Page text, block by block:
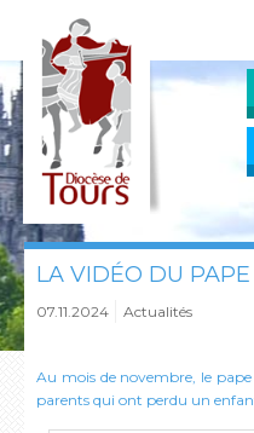
LA VIDÉO DU PAPE
07.11.2024 Actualités
Au mois de novembre, le
parents qui ont perdu un